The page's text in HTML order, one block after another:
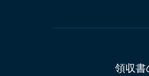
領収書